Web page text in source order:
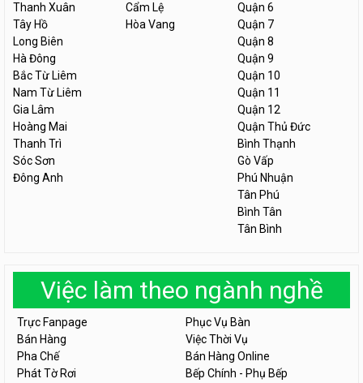
Thanh Xuân
Tây Hồ
Long Biên
Hà Đông
Bắc Từ Liêm
Nam Từ Liêm
Gia Lâm
Hoàng Mai
Thanh Trì
Sóc Sơn
Đông Anh
Cẩm Lệ
Hòa Vang
Quận 6
Quận 7
Quận 8
Quận 9
Quận 10
Quận 11
Quận 12
Quận Thủ Đức
Bình Thạnh
Gò Vấp
Phú Nhuận
Tân Phú
Bình Tân
Tân Bình
Việc làm theo ngành nghề
Trực Fanpage
Phục Vụ Bàn
Bán Hàng
Việc Thời Vụ
Pha Chế
Bán Hàng Online
Phát Tờ Rơi
Bếp Chính - Phụ Bếp